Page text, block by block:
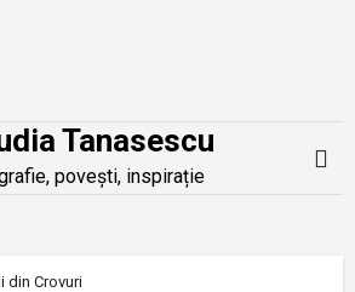
Tanasescu
povești, inspirație
din Crovuri